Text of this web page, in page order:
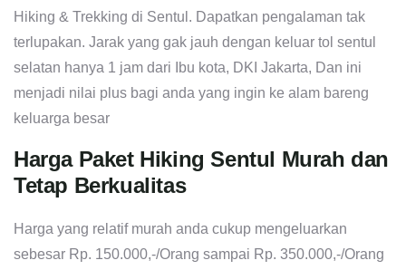
Hiking & Trekking di Sentul. Dapatkan pengalaman tak
terlupakan. Jarak yang gak jauh dengan keluar tol sentul
selatan hanya 1 jam dari Ibu kota, DKI Jakarta, Dan ini
menjadi nilai plus bagi anda yang ingin ke alam bareng
keluarga besar
Harga Paket Hiking Sentul Murah dan
Tetap Berkualitas
Harga yang relatif murah anda cukup mengeluarkan
sebesar Rp. 150.000,-/Orang sampai Rp. 350.000,-/Orang